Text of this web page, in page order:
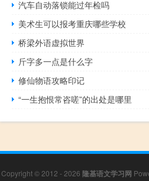
汽车自动落锁能过年检吗
美术生可以报考重庆哪些学校
桥梁外语虚拟世界
斤字多一点是什么字
修仙物语攻略印记
“一生抱恨常咨嗟”的出处是哪里
Copyright © 2012 - 2026 隆基语文学习网